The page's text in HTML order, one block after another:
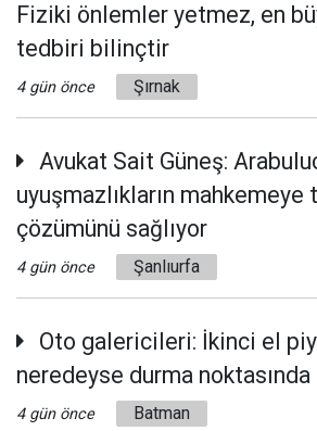
Fiziki önlemler yetmez, en
tedbiri bilinçtir
4 gün önce Şırnak
Avukat Sait Güneş:
uyuşmazlıkların mahkemeye
çözümünü sağlıyor
4 gün önce Şanlıurfa
Oto galericileri: İkinci el
neredeyse durma noktasında
4 gün önce Batman